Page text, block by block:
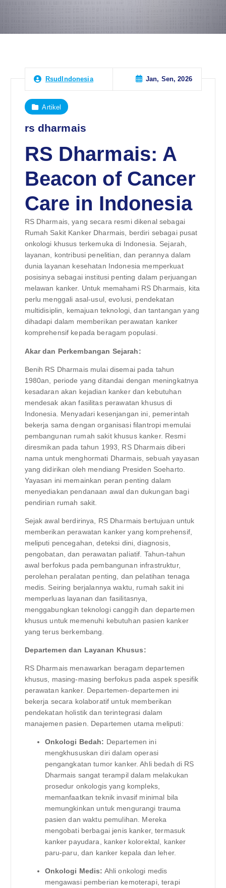
RsudIndonesia Jan, Sen, 2026
Artikel
rs dharmais
RS Dharmais: A
Beacon of Cancer
Care in Indonesia
RS Dharmais, yang secara resmi dikenal sebagai
Rumah Sakit Kanker Dharmais, berdiri sebagai pusat
onkologi khusus terkemuka di Indonesia. Sejarah,
layanan, kontribusi penelitian, dan perannya dalam
dunia layanan kesehatan Indonesia memperkuat
posisinya sebagai institusi penting dalam perjuangan
melawan kanker. Untuk memahami RS Dharmais, kita
perlu menggali asal-usul, evolusi, pendekatan
multidisiplin, kemajuan teknologi, dan tantangan yang
dihadapi dalam memberikan perawatan kanker
komprehensif kepada beragam populasi.
Akar dan Perkembangan Sejarah:
Benih RS Dharmais mulai disemai pada tahun
1980an, periode yang ditandai dengan meningkatnya
kesadaran akan kejadian kanker dan kebutuhan
mendesak akan fasilitas perawatan khusus di
Indonesia. Menyadari kesenjangan ini, pemerintah
bekerja sama dengan organisasi filantropi memulai
pembangunan rumah sakit khusus kanker. Resmi
diresmikan pada tahun 1993, RS Dharmais diberi
nama untuk menghormati Dharmais, sebuah yayasan
yang didirikan oleh mendiang Presiden Soeharto.
Yayasan ini memainkan peran penting dalam
menyediakan pendanaan awal dan dukungan bagi
pendirian rumah sakit.
Sejak awal berdirinya, RS Dharmais bertujuan untuk
memberikan perawatan kanker yang komprehensif,
meliputi pencegahan, deteksi dini, diagnosis,
pengobatan, dan perawatan paliatif. Tahun-tahun
awal berfokus pada pembangunan infrastruktur,
perolehan peralatan penting, dan pelatihan tenaga
medis. Seiring berjalannya waktu, rumah sakit ini
memperluas layanan dan fasilitasnya,
menggabungkan teknologi canggih dan departemen
khusus untuk memenuhi kebutuhan pasien kanker
yang terus berkembang.
Departemen dan Layanan Khusus:
RS Dharmais menawarkan beragam departemen
khusus, masing-masing berfokus pada aspek spesifik
perawatan kanker. Departemen-departemen ini
bekerja secara kolaboratif untuk memberikan
pendekatan holistik dan terintegrasi dalam
manajemen pasien. Departemen utama meliputi:
Onkologi Bedah: Departemen ini
mengkhususkan diri dalam operasi
pengangkatan tumor kanker. Ahli bedah di RS
Dharmais sangat terampil dalam melakukan
prosedur onkologis yang kompleks,
memanfaatkan teknik invasif minimal bila
memungkinkan untuk mengurangi trauma
pasien dan waktu pemulihan. Mereka
mengobati berbagai jenis kanker, termasuk
kanker payudara, kanker kolorektal, kanker
paru-paru, dan kanker kepala dan leher.
Onkologi Medis: Ahli onkologi medis
mengawasi pemberian kemoterapi, terapi